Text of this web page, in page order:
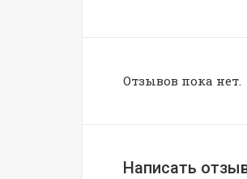
Отзывов пока нет.
Написать